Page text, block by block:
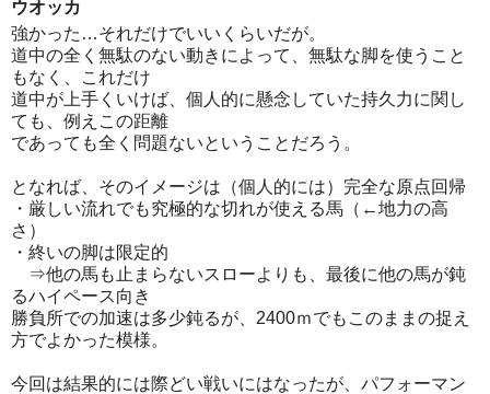
ウオッカ
強かった…それだけでいいくらいだが。
道中の全く無駄のない動きによって、無駄な脚を使うこと
もなく、これだけ
道中が上手くいけば、個人的に懸念していた持久力に関し
ても、例えこの距離
であっても全く問題ないということだろう。
となれば、そのイメージは（個人的には）完全な原点回帰
・厳しい流れでも究極的な切れが使える馬（←地力の高
さ）
・終いの脚は限定的
⇒他の馬も止まらないスローよりも、最後に他の馬が鈍
るハイペース向き
勝負所での加速は多少鈍るが、2400ｍでもこのままの捉え
方でよかった模様。
今回は結果的には際どい戦いにはなったが、パフォーマン